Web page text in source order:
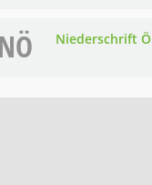
NÖ Niederschrift Ö